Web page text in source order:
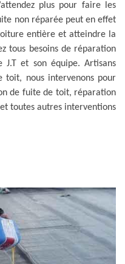
plus pour faire les
non réparée peut en effet
entière et atteindre la
tous besoins de réparation
et son équipe. Artisans
toit, nous intervenons pour
de fuite de toit, réparation
toutes autres interventions